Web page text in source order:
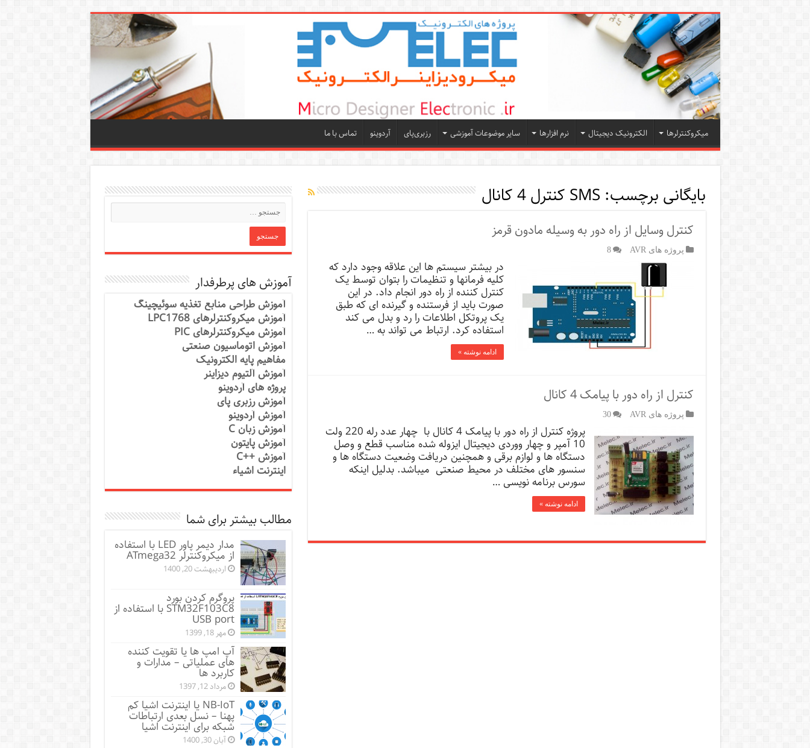
میکروکنترلرها الکترونیک دیجیتال نرم افزارها سایر موضوعات آموزشی رزبری‌پای آردوینو تماس با ما
بایگانی برچسب: SMS کنترل 4 کانال
کنترل وسایل از راه دور به وسیله مادون قرمز
پروژه های AVR 8
در بیشتر سیستم ها این علاقه وجود دارد که
کلیه فرمانها و تنظیمات را بتوان توسط یک
کنترل کننده از راه دور انجام داد. در این
صورت باید از فرستنده و گیرنده ای که طبق
یک پروتکل اطلاعات را رد و بدل می کند
استفاده کرد. ارتباط می تواند به …
ادامه نوشته »
کنترل از راه دور با پیامک 4 کانال
پروژه های AVR 30
پروژه کنترل از راه دور با پیامک 4 کانال با چهار عدد رله 220 ولت
10 آمپر و چهار ووردی دیجیتال ایزوله شده مناسب قطع و وصل
دستگاه ها و لوازم برقی و همچنین دریافت وضعیت دستگاه ها و
سنسور های مختلف در محیط صنعتی میباشد. بدلیل اینکه
سورس برنامه نویسی …
ادامه نوشته »
آموزش های پرطرفدار
آموزش طراحی منابع تغذیه سوئیچینگ
آموزش میکروکنترلرهای LPC1768
آموزش میکروکنترلرهای PIC
آموزش اتوماسیون صنعتی
مفاهیم پایه الکترونیک
آموزش آلتیوم دیزاینر
پروژه های آردوینو
آموزش رزبری پای
آموزش آردوینو
آموزش زبان C
آموزش پایتون
آموزش ++C
اینترنت اشیاء
مطالب بیشتر برای شما
مدار دیمر پاور LED با استفاده
از میکروکنترلر ATmega32
اردیبهشت 20, 1400
پروگرم کردن بورد
STM32F103C8 با استفاده از
USB port
مهر 18, 1399
آپ امپ ها یا تقویت کننده
های عملیاتی – مدارات و
کاربرد ها
مرداد 12, 1397
NB-IoT یا اینترنت اشیا کم
پهنا – نسل بعدی ارتباطات
شبکه برای اینترنت اشیا
آبان 30, 1400